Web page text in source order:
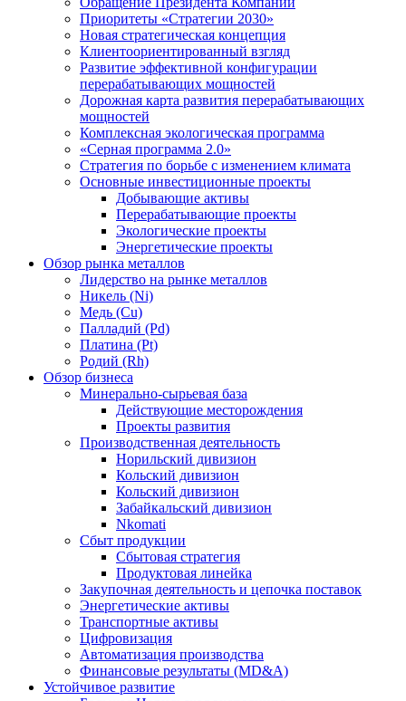
Приоритеты «Стратегии 2030»
Новая стратегическая концепция
Клиентоориентированный взгляд
Развитие эффективной конфигурации
перерабатывающих мощностей
Дорожная карта развития перерабатывающих
мощностей
Комплексная экологическая программа
«Серная программа 2.0»
Стратегия по борьбе с изменением климата
Основные инвестиционные проекты
Добывающие активы
Перерабатывающие проекты
Экологические проекты
Энергетические проекты
Обзор рынка металлов
Лидерство на рынке металлов
Никель (Ni)
Медь (Cu)
Палладий (Pd)
Платина (Pt)
Родий (Rh)
Обзор бизнеса
Минерально-сырьевая база
Действующие месторождения
Проекты развития
Производственная деятельность
Норильский дивизион
Кольский дивизион
Кольский дивизион
Забайкальский дивизион
Nkomati
Сбыт продукции
Сбытовая стратегия
Продуктовая линейка
Закупочная деятельность и цепочка поставок
Энергетические активы
Транспортные активы
Цифровизация
Автоматизация производства
Финансовые результаты (MD&A)
Устойчивое развитие